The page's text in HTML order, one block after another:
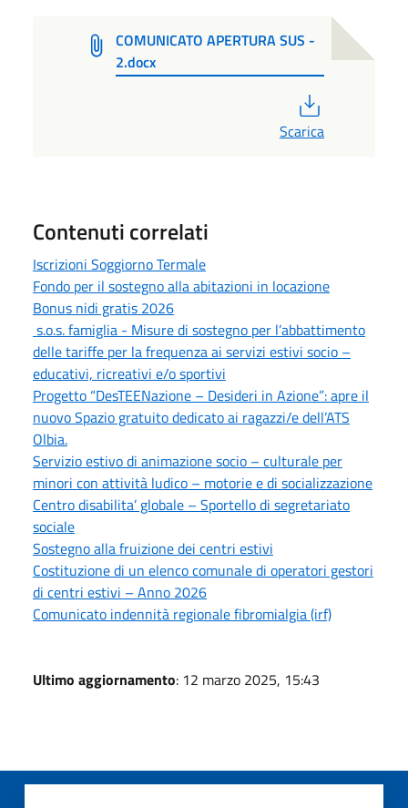
COMUNICATO APERTURA SUS -
2.docx
Scarica
Contenuti correlati
Iscrizioni Soggiorno Termale
Fondo per il sostegno alla abitazioni in locazione
Bonus nidi gratis 2026
s.o.s. famiglia - Misure di sostegno per l’abbattimento
delle tariffe per la frequenza ai servizi estivi socio –
educativi, ricreativi e/o sportivi
Progetto “DesTEENazione – Desideri in Azione”: apre il
nuovo Spazio gratuito dedicato ai ragazzi/e dell’ATS
Olbia.
Servizio estivo di animazione socio – culturale per
minori con attività ludico – motorie e di socializzazione
Centro disabilita’ globale – Sportello di segretariato
sociale
Sostegno alla fruizione dei centri estivi
Costituzione di un elenco comunale di operatori gestori
di centri estivi – Anno 2026
Comunicato indennità regionale fibromialgia (irf)
Ultimo aggiornamento: 12 marzo 2025, 15:43